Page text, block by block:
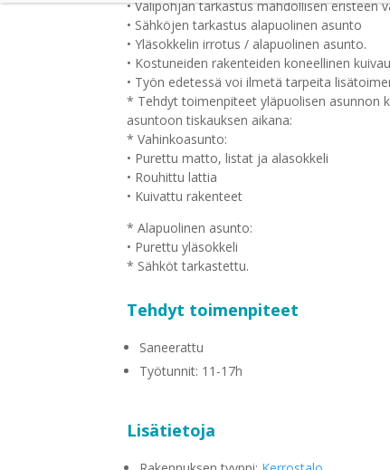
• Välipohjan tarkastus mahdollisen eristeen
• Sähköjen tarkastus alapuolinen asunto
• Yläsokkelin irrotus / alapuolinen asunto.
• Kostuneiden rakenteiden koneellinen
• Työn edetessä voi ilmetä tarpeita
* Tehdyt toimenpiteet yläpuolisen asunnon
asuntoon tiskauksen aikana:
* Vahinkoasunto:
• Purettu matto, listat ja alasokkeli
• Rouhittu lattia
• Kuivattu rakenteet
* Alapuolinen asunto:
• Purettu yläsokkeli
* Sähköt tarkastettu.
Tehdyt toimenpiteet
Saneerattu
Työtunnit: 11-17h
Lisätietoja